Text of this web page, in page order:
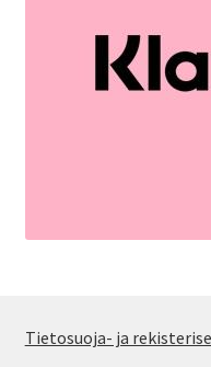
Tietosuoja- ja